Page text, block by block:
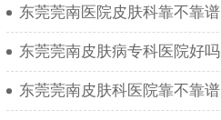
东莞莞南医院皮肤科靠不靠
东莞莞南皮肤病专科医院好
东莞莞南皮肤科医院靠不靠